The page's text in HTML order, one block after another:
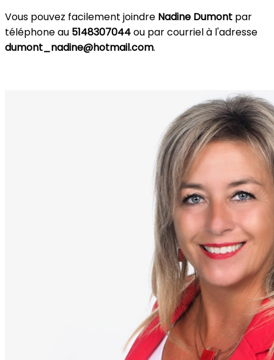
Vous pouvez facilement joindre Nadine Dumont par
téléphone au 5148307044ou par courriel à l'adresse
dumont_nadine@hotmail.com.